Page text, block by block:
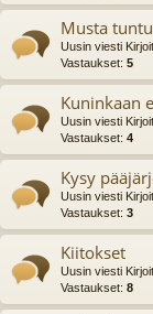
Musta
Uusin viesti
Vastaukset: 5
Kuninkaan
Uusin viesti
Vastaukset: 4
Kysy
Uusin viesti
Vastaukset: 3
Kiitokset
Uusin viesti
Vastaukset: 8